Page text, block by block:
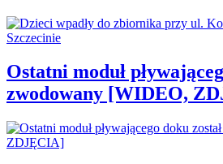
Ostatni moduł
zwodowany [WIDEO,